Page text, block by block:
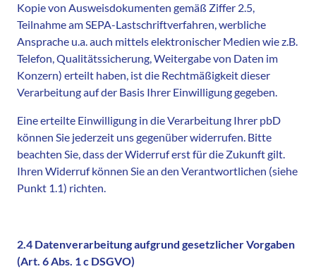
Kopie von Ausweisdokumenten gemäß Ziffer 2.5,
Teilnahme am SEPA-Lastschriftverfahren, werbliche
Ansprache u.a. auch mittels elektronischer Medien wie z.B.
Telefon, Qualitätssicherung, Weitergabe von Daten im
Konzern) erteilt haben, ist die Rechtmäßigkeit dieser
Verarbeitung auf der Basis Ihrer Einwilligung gegeben.
Eine erteilte Einwilligung in die Verarbeitung Ihrer pbD
können Sie jederzeit uns gegenüber widerrufen. Bitte
beachten Sie, dass der Widerruf erst für die Zukunft gilt.
Ihren Widerruf können Sie an den Verantwortlichen (siehe
Punkt 1.1) richten.
2.4 Datenverarbeitung aufgrund gesetzlicher Vorgaben
(Art. 6 Abs. 1 c DSGVO)